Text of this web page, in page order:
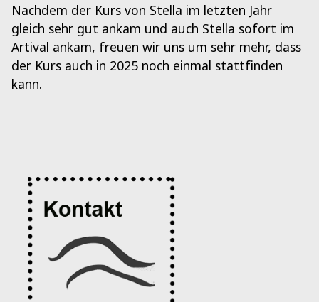
Nachdem der Kurs von Stella im letzten Jahr
gleich sehr gut ankam und auch Stella sofort im
Artival ankam, freuen wir uns um sehr mehr, dass
der Kurs auch in 2025 noch einmal stattfinden
kann.